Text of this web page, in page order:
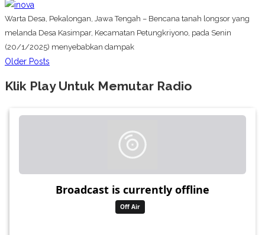
Warta Desa, Pekalongan, Jawa Tengah – Bencana tanah longsor yang
melanda Desa Kasimpar, Kecamatan Petungkriyono, pada Senin
(20/1/2025) menyebabkan dampak
Older Posts
Klik Play Untuk Memutar Radio